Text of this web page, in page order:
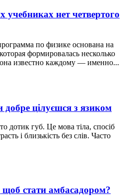
нет четвертого
по физике основана на
формировалась несколько
известно каждому — именно...
добре цілуєшся з язиком
дотик губ. Це мова тіла, спосіб
і близькість без слів. Часто
щоб стати амбасадором?